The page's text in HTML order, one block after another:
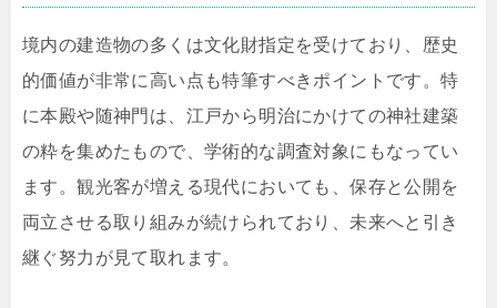
境内の建造物の多くは文化財指定を受けており、歴史
的価値が非常に高い点も特筆すべきポイントです。特
に本殿や随神門は、江戸から明治にかけての神社建築
の粋を集めたもので、学術的な調査対象にもなってい
ます。観光客が増える現代においても、保存と公開を
両立させる取り組みが続けられており、未来へと引き
継ぐ努力が見て取れます。